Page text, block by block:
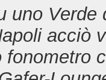
uno Verde
acciò
fonometro